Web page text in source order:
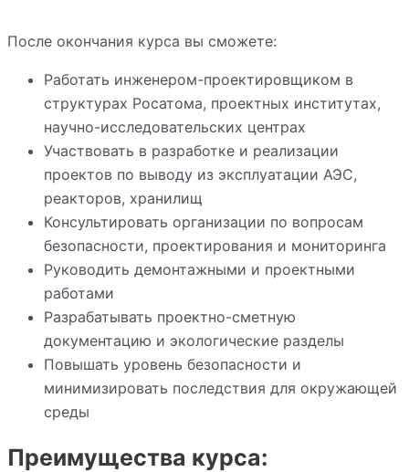
После окончания курса вы сможете:
Работать инженером-проектировщиком в
структурах Росатома, проектных институтах,
научно-исследовательских центрах
Участвовать в разработке и реализации
проектов по выводу из эксплуатации АЭС,
реакторов, хранилищ
Консультировать организации по вопросам
безопасности, проектирования и мониторинга
Руководить демонтажными и проектными
работами
Разрабатывать проектно-сметную
документацию и экологические разделы
Повышать уровень безопасности и
минимизировать последствия для окружающей
среды
Преимущества курса: